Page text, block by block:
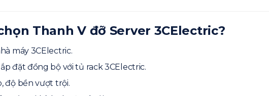
Thanh V đỡ Server 3CElectric?
máy 3CElectric.
đặt đồng bộ với tủ rack 3CElectric.
độ bền vượt trội.